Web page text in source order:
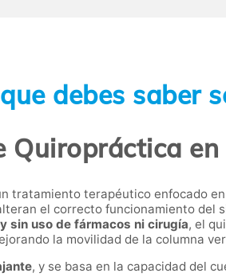
debes saber
Quiropráctica en
tratamiento terapéutico enfocado en
el correcto funcionamiento del
sin uso de fármacos ni cirugía, el
la movilidad de la columna
, y se basa en la capacidad del